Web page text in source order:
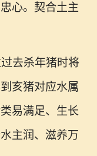
心。契合土主
去杀年猪时将
亥猪对应水属
易满足、生长
主润、滋养万